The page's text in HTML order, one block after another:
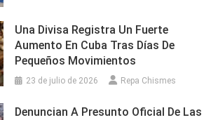
Una Divisa Registra Un Fuerte
Aumento En Cuba Tras Días De
Pequeños Movimientos
23 de julio de 2026 Repa Chismes
Denuncian A Presunto Oficial De Las